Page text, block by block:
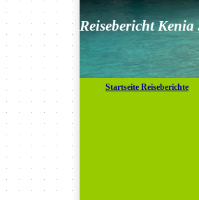
Reisebericht
Startseite Reiseberichte